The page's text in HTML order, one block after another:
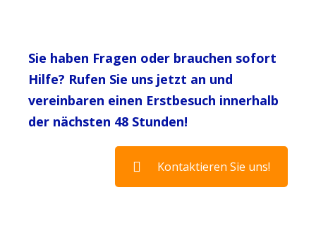
Sie haben Fragen oder brauchen sofort
Hilfe? Rufen Sie uns jetzt an und
vereinbaren einen Erstbesuch innerhalb
der nächsten 48 Stunden!
Kontaktieren Sie uns!